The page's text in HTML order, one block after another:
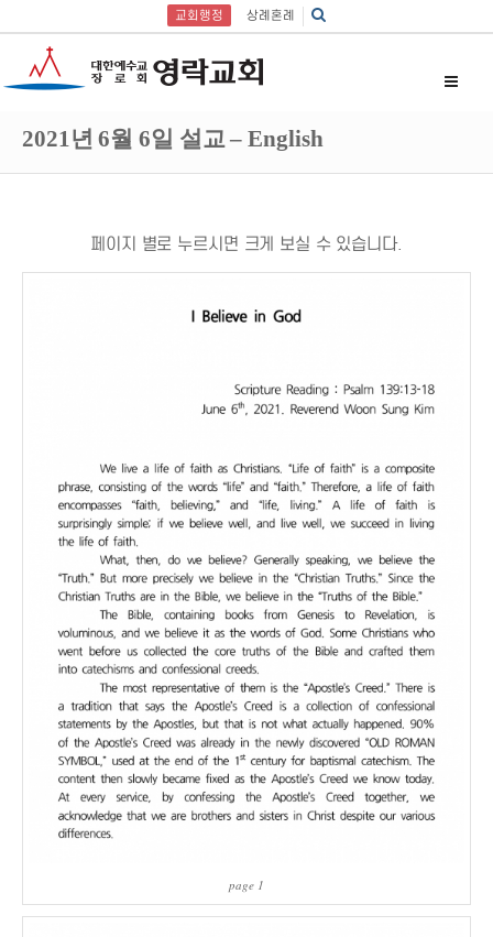
교회행정 상례혼례
2021년 6월 6일 설교 – English
페이지 별로 누르시면 크게 보실 수 있습니다.
page 1